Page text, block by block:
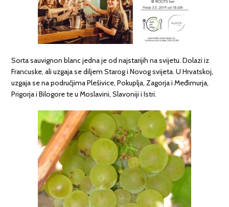
Sorta sauvignon blanc jedna je od najstarijih na svijetu. Dolazi iz
Francuske, ali uzgaja se diljem Starog i Novog svijeta. U Hrvatskoj,
uzgaja se na područjima Plešivice, Pokuplja, Zagorja i Međimurja,
Prigorja i Bilogore te u Moslavini, Slavoniji i Istri.